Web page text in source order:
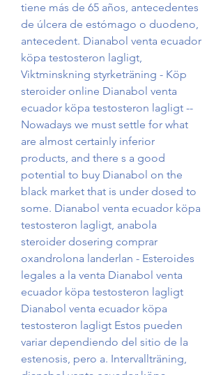
tiene más de 65 años, antecedentes
de úlcera de estómago o duodeno,
antecedent. Dianabol venta ecuador
köpa testosteron lagligt,
Viktminskning styrketräning - Köp
steroider online Dianabol venta
ecuador köpa testosteron lagligt --
Nowadays we must settle for what
are almost certainly inferior
products, and there s a good
potential to buy Dianabol on the
black market that is under dosed to
some. Dianabol venta ecuador köpa
testosteron lagligt, anabola
steroider dosering comprar
oxandrolona landerlan - Esteroides
legales a la venta Dianabol venta
ecuador köpa testosteron lagligt
Dianabol venta ecuador köpa
testosteron lagligt Estos pueden
variar dependiendo del sitio de la
estenosis, pero a. Intervallträning,